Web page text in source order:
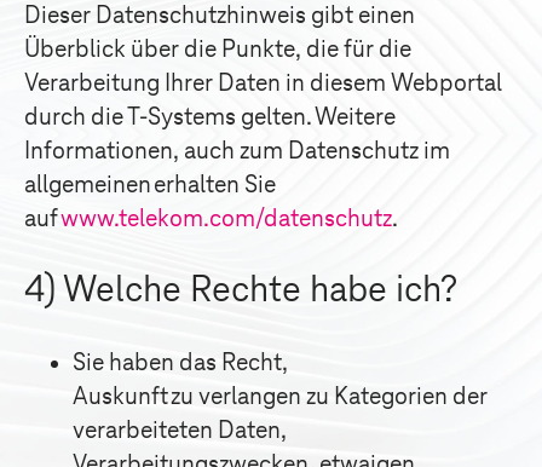
Dieser Datenschutzhinweis gibt einen
Überblick über die Punkte, die für die
Verarbeitung Ihrer Daten in diesem Webportal
durch dieT-Systems gelten. Weitere
Informationen, auch zum Datenschutz im
allgemeinen erhalten Sie
aufwww.telekom.com/datenschutz.
4) Welche Rechte habe ich?
Sie haben das Recht,
Auskunft zu verlangen zu Kategorien der
verarbeiteten Daten,